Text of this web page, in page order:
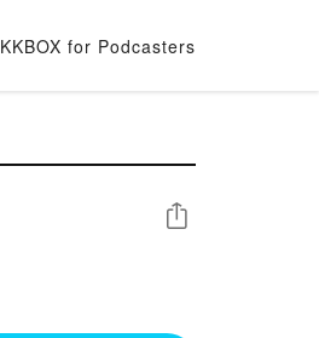
KKBOX for Podcasters
シェア